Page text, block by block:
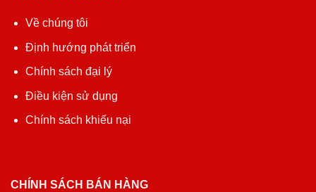
Về chúng tôi
Định hướng phát triển
Chính sách đại lý
Điều kiện sử dụng
Chính sách khiếu nại
CHÍNH SÁCH BÁN HÀNG